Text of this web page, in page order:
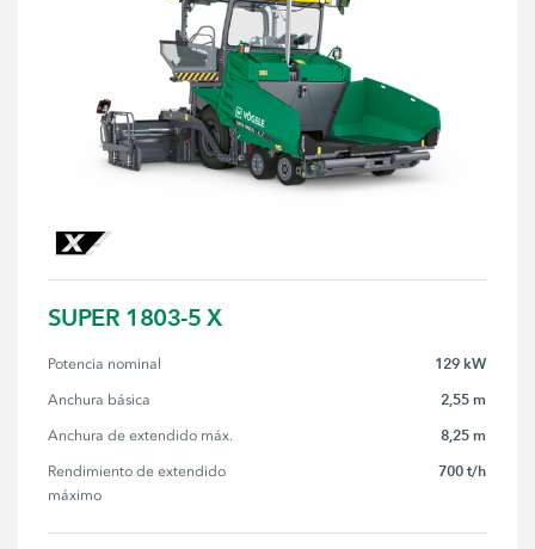
SUPER 1803-5 X
Potencia nominal 129 kW
Anchura básica 2,55 m
Anchura de extendido máx. 8,25 m
Rendimiento de extendido
máximo
700 t/h